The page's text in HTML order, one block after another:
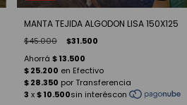
MANTA TEJIDA ALGODON LISA 150X125
$45.000 $31.500